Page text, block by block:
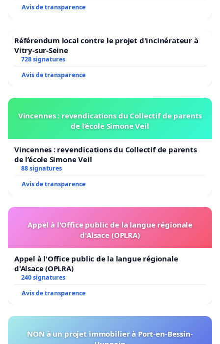
Avis de transparence
Référendum local contre le projet d'incinérateur à
Vitry-sur-Seine
728 signatures
Avis de transparence
Vincennes : revendications du Collectif de parents
de l’école Simone Veil
Vincennes : revendications du Collectif de parents
de l’école Simone Veil
88 signatures
Avis de transparence
Appel à l'Office public de la langue régionale
d'Alsace (OPLRA)
Appel à l'Office public de la langue régionale
d'Alsace (OPLRA)
240 signatures
Avis de transparence
NON à un projet immobilier à Port-en-Bessin-